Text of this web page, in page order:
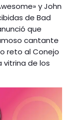
y John
de Bad
que
cantante
reto al Conejo
de los